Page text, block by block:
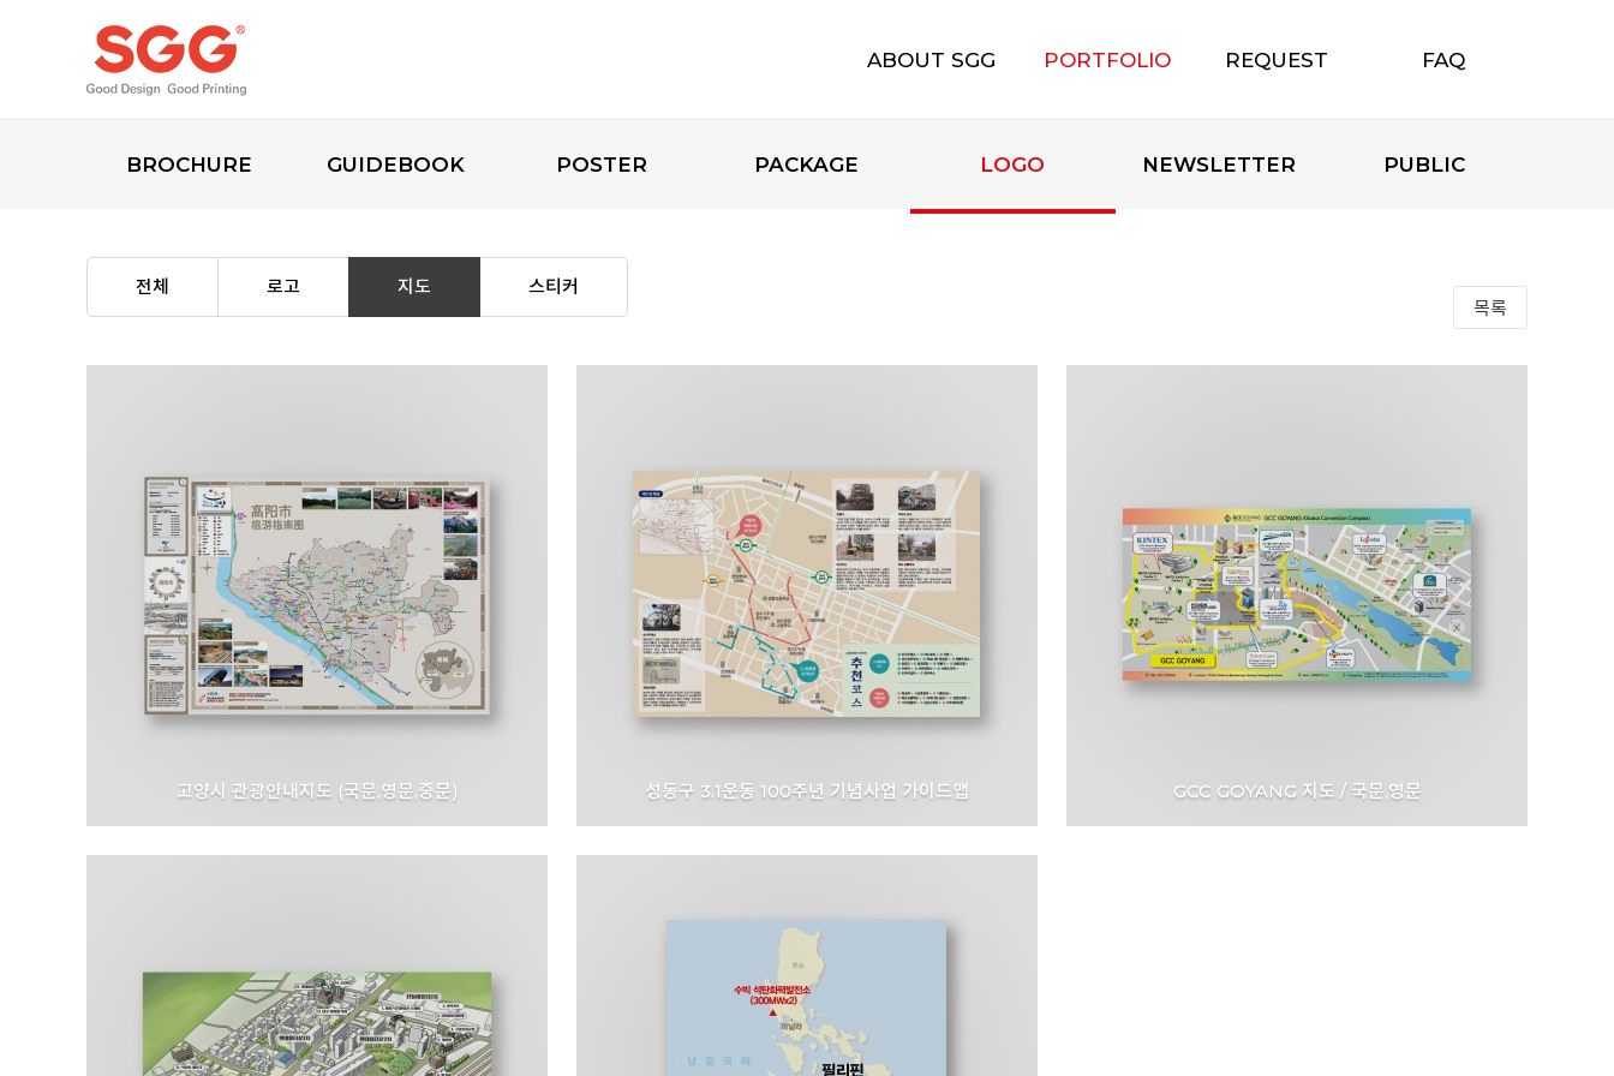
ABOUT SGG
PORTFOLIO
REQUEST
FAQ
BROCHURE GUIDEBOOK POSTER PACKAGE LOGO NEWSLETTER PUBLIC
전체 로고 지도
스티커
목록
고양시 관광안내지도 (국문,영문,중문)
성동구 3.1운동 100주년 기념사업 가이드맵
GCC GOYANG 지도 / 국문,영문